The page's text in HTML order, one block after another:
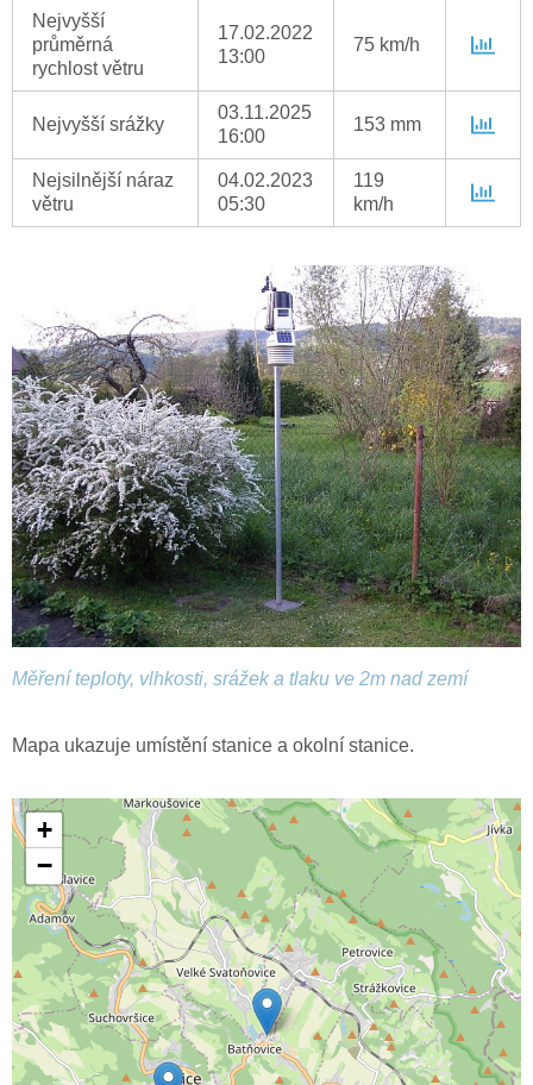
Nejvyšší
průměrná
rychlost větru
17.02.2022
13:00
75 km/h
Nejvyšší srážky
03.11.2025
16:00
153 mm
Nejsilnější náraz
větru
04.02.2023
05:30
119
km/h
Měření teploty, vlhkosti, srážek a tlaku ve 2m nad zemí
Mapa ukazuje umístění stanice a okolní stanice.
+
−